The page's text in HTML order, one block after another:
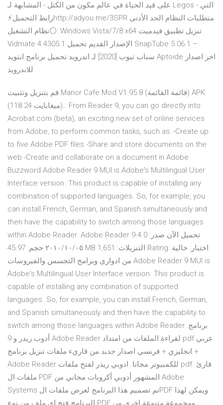
على قيد الحياة في عالم مكون من الكتل - المشابهة لـ Legos - التي
⚪نظام التشغيل: Windows Vista/7/8 x64 تنزيل تطبيق فيدميت
Vidmate 4.4305.1 الإصدار القديم تحميل SnapTube 5.06.1 –
سناب تيوب [2020] لـ اندرويد تحميل برنامج ابتويد Aptoide اخر اصدار
للاندرويد
قم بتنزيل وتثبيت Manor Cafe Mod V1.95.8 (قائمة القائمة) APK
(118.24 ميغابايت).. From Reader 9, you can go directly into
Acrobat.com (beta), an exciting new set of online services
from Adobe, to perform common tasks, such as: -Create up
to five Adobe PDF files -Share and store documents on the
web -Create and collaborate on a document in Adobe
Buzzword Adobe Reader 9 MUI is Adobe's Multilingual User
Interface version. This product is capable of installing any
combination of supported languages. So, for example, you
can install French, German, and Spanish simultaneously and
then have the capability to switch among those languages
within Adobe Reader. Adobe Reader 9.4.0 تحميل الآن صدر:
٠٥‏/١٠‏/٢٠١٠ حجم: 45.97 MB التنزيلات: 1,651 Rating: اختبار: خالية
من ادواري وبرامج التجسس والفيروسات Adobe Reader 9 MUI is
Adobe's Multilingual User Interface version. This product is
capable of installing any combination of supported
languages. So, for example, you can install French, German,
and Spanish simultaneously and then have the capability to
switch among those languages within Adobe Reader. برنامج
أدوب ريدر و 9 Adobe Reader لقراءة الملفات من امتداد pdf عربي
+ انجليزي + فرنسي اصدار جديد من قاريء ملفات تنزيل برنامج
Adobe Reader للكمبيوتر مجانا. ادوبي ريدر لفتح ملفات pdf. قارئ
ملفات ال PDF المشهور أدوبي أكروبات مجاني من Adobe
Systems تم تصميم هذا البرنامج لعرض ملفات الPDF ويمكن لهذا